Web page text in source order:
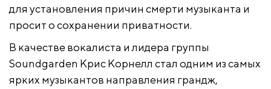
для установления причин смерти музыканта и
просит о сохранении приватности.
В качестве вокалиста и лидера группы
Soundgarden Крис Корнелл стал одним из самых
ярких музыкантов направления грандж,